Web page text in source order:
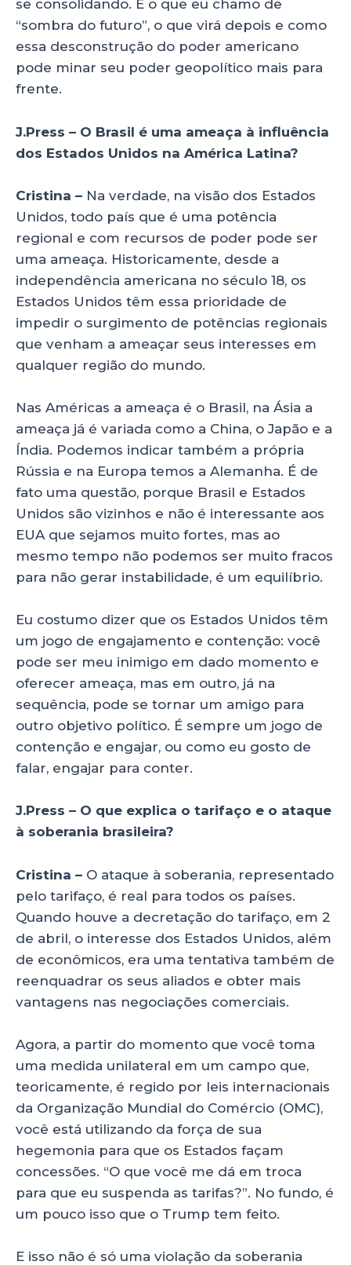
se consolidando. É o que eu chamo de
“sombra do futuro”, o que virá depois e como
essa desconstrução do poder americano
pode minar seu poder geopolítico mais para
frente.
J.Press – O Brasil é uma ameaça à influência
dos Estados Unidos na América Latina?
Cristina – Na verdade, na visão dos Estados
Unidos, todo país que é uma potência
regional e com recursos de poder pode ser
uma ameaça. Historicamente, desde a
independência americana no século 18, os
Estados Unidos têm essa prioridade de
impedir o surgimento de potências regionais
que venham a ameaçar seus interesses em
qualquer região do mundo.
Nas Américas a ameaça é o Brasil, na Ásia a
ameaça já é variada como a China, o Japão e a
Índia. Podemos indicar também a própria
Rússia e na Europa temos a Alemanha. É de
fato uma questão, porque Brasil e Estados
Unidos são vizinhos e não é interessante aos
EUA que sejamos muito fortes, mas ao
mesmo tempo não podemos ser muito fracos
para não gerar instabilidade, é um equilíbrio.
Eu costumo dizer que os Estados Unidos têm
um jogo de engajamento e contenção: você
pode ser meu inimigo em dado momento e
oferecer ameaça, mas em outro, já na
sequência, pode se tornar um amigo para
outro objetivo político. É sempre um jogo de
contenção e engajar, ou como eu gosto de
falar, engajar para conter.
J.Press – O que explica o tarifaço e o ataque
à soberania brasileira?
Cristina – O ataque à soberania, representado
pelo tarifaço, é real para todos os países.
Quando houve a decretação do tarifaço, em 2
de abril, o interesse dos Estados Unidos, além
de econômicos, era uma tentativa também de
reenquadrar os seus aliados e obter mais
vantagens nas negociações comerciais.
Agora, a partir do momento que você toma
uma medida unilateral em um campo que,
teoricamente, é regido por leis internacionais
da Organização Mundial do Comércio (OMC),
você está utilizando da força de sua
hegemonia para que os Estados façam
concessões. “O que você me dá em troca
para que eu suspenda as tarifas?”. No fundo, é
um pouco isso que o Trump tem feito.
E isso não é só uma violação da soberania